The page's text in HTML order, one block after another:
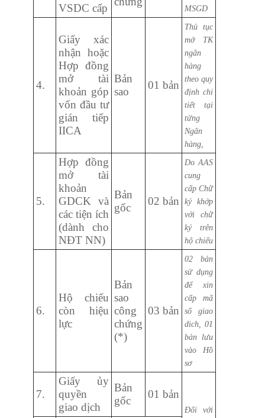
VSDC cấp
MSGD
4.
Giấy xác
nhận hoặc
Hợp đồng
mở tài
khoản góp
vốn đầu tư
gián tiếp
IICA
Bản
sao
01 bản
Thủ tục
mở TK
ngân
hàng
theo quy
định chi
tiết tại
từng
Ngân
hàng,
5.
Hợp đồng
mở tài
khoản
GDCK và
các tiện ích
(dành cho
NĐT NN)
Bản
gốc
02 bản
Do AAS
cung
cấp Chữ
ký khớp
với chữ
ký trên
hộ chiếu
6.
Hộ chiếu
còn hiệu
lực
Bản
sao
công
chứng
(*)
03 bản
02 bản
sử dụng
để xin
cấp mã
số giao
dich, 01
bản lưu
vào Hồ
sơ
7.
Giấy ủy
quyền
giao dịch
Bản
gốc
01 bản
Đối với